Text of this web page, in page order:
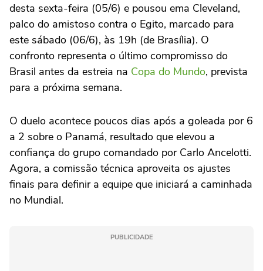
desta sexta-feira (05/6) e pousou ema Cleveland,
palco do amistoso contra o Egito, marcado para
este sábado (06/6), às 19h (de Brasília). O
confronto representa o último compromisso do
Brasil antes da estreia na Copa do Mundo, prevista
para a próxima semana.
O duelo acontece poucos dias após a goleada por 6
a 2 sobre o Panamá, resultado que elevou a
confiança do grupo comandado por Carlo Ancelotti.
Agora, a comissão técnica aproveita os ajustes
finais para definir a equipe que iniciará a caminhada
no Mundial.
PUBLICIDADE